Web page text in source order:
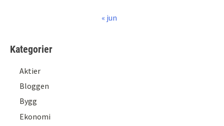
« jun
Kategorier
Aktier
Bloggen
Bygg
Ekonomi